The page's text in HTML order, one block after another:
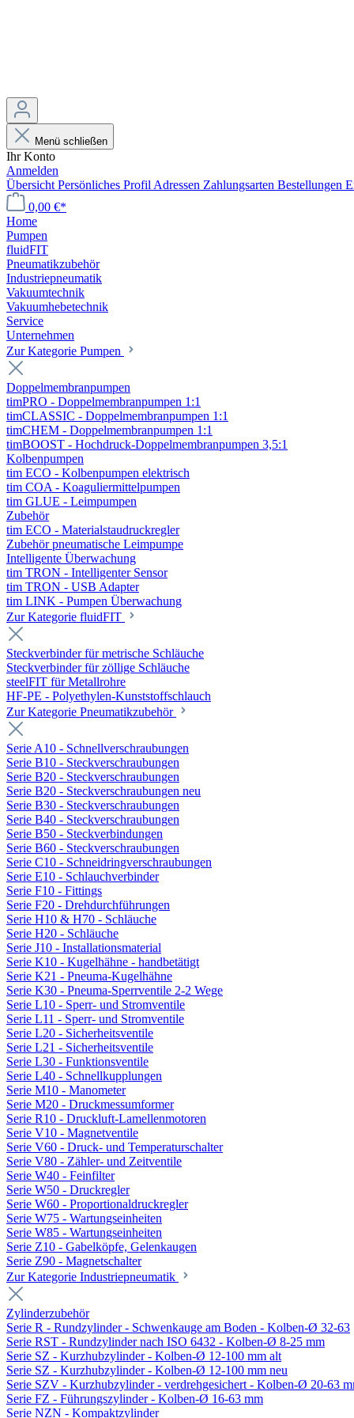
Menü schließen
Ihr Konto
Anmelden
Übersicht Persönliches Profil Adressen Zahlungsarten Bestellungen
0,00 €*
Home
Pumpen
fluidFIT
Pneumatikzubehör
Industriepneumatik
Vakuumtechnik
Vakuumhebetechnik
Service
Unternehmen
Zur Kategorie Pumpen
Doppelmembranpumpen
timPRO - Doppelmembranpumpen 1:1
timCLASSIC - Doppelmembranpumpen 1:1
timCHEM - Doppelmembranpumpen 1:1
timBOOST - Hochdruck-Doppelmembranpumpen 3,5:1
Kolbenpumpen
tim ECO - Kolbenpumpen elektrisch
tim COA - Koaguliermittelpumpen
tim GLUE - Leimpumpen
Zubehör
tim ECO - Materialstaudruckregler
Zubehör pneumatische Leimpumpe
Intelligente Überwachung
tim TRON - Intelligenter Sensor
tim TRON - USB Adapter
tim LINK - Pumpen Überwachung
Zur Kategorie fluidFIT
Steckverbinder für metrische Schläuche
Steckverbinder für zöllige Schläuche
steelFIT für Metallrohre
HF-PE - Polyethylen-Kunststoffschlauch
Zur Kategorie Pneumatikzubehör
Serie A10 - Schnellverschraubungen
Serie B10 - Steckverschraubungen
Serie B20 - Steckverschraubungen
Serie B20 - Steckverschraubungen neu
Serie B30 - Steckverschraubungen
Serie B40 - Steckverschraubungen
Serie B50 - Steckverbindungen
Serie B60 - Steckverschraubungen
Serie C10 - Schneidringverschraubungen
Serie E10 - Schlauchverbinder
Serie F10 - Fittings
Serie F20 - Drehdurchführungen
Serie H10 & H70 - Schläuche
Serie H20 - Schläuche
Serie J10 - Installationsmaterial
Serie K10 - Kugelhähne - handbetätigt
Serie K21 - Pneuma-Kugelhähne
Serie K30 - Pneuma-Sperrventile 2-2 Wege
Serie L10 - Sperr- und Stromventile
Serie L11 - Sperr- und Stromventile
Serie L20 - Sicherheitsventile
Serie L21 - Sicherheitsventile
Serie L30 - Funktionsventile
Serie L40 - Schnellkupplungen
Serie M10 - Manometer
Serie M20 - Druckmessumformer
Serie R10 - Druckluft-Lamellenmotoren
Serie V10 - Magnetventile
Serie V60 - Druck- und Temperaturschalter
Serie V80 - Zähler- und Zeitventile
Serie W40 - Feinfilter
Serie W50 - Druckregler
Serie W60 - Proportionaldruckregler
Serie W75 - Wartungseinheiten
Serie W85 - Wartungseinheiten
Serie Z10 - Gabelköpfe, Gelenkaugen
Serie Z90 - Magnetschalter
Zur Kategorie Industriepneumatik
Zylinderzubehör
Serie R - Rundzylinder - Schwenkauge am Boden - Kolben-Ø 32-63
Serie RST - Rundzylinder nach ISO 6432 - Kolben-Ø 8-25 mm
Serie SZ - Kurzhubzylinder - Kolben-Ø 12-100 mm alt
Serie SZ - Kurzhubzylinder - Kolben-Ø 12-100 mm neu
Serie SZV - Kurzhubzylinder - verdrehgesichert - Kolben-Ø 20-63
Serie FZ - Führungszylinder - Kolben-Ø 16-63 mm
Serie NZN - Kompaktzylinder